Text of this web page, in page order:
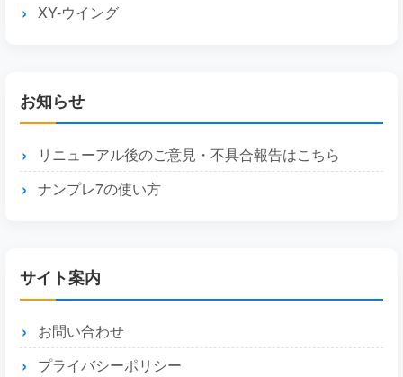
XY-ウイング
お知らせ
リニューアル後のご意見・不具合報告はこちら
ナンプレ7の使い方
サイト案内
お問い合わせ
プライバシーポリシー